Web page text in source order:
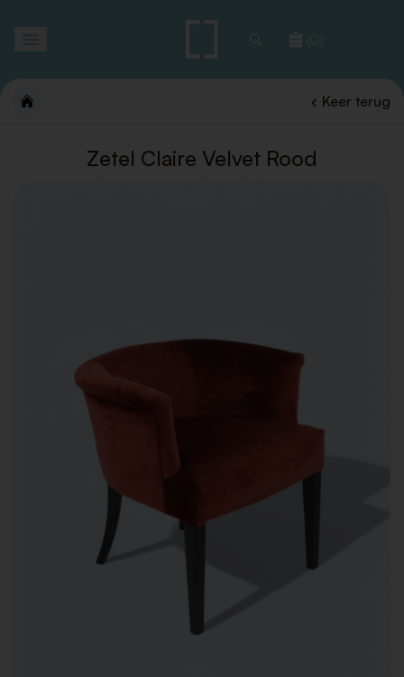
(0)
Keer terug
Zetel Claire Velvet Rood